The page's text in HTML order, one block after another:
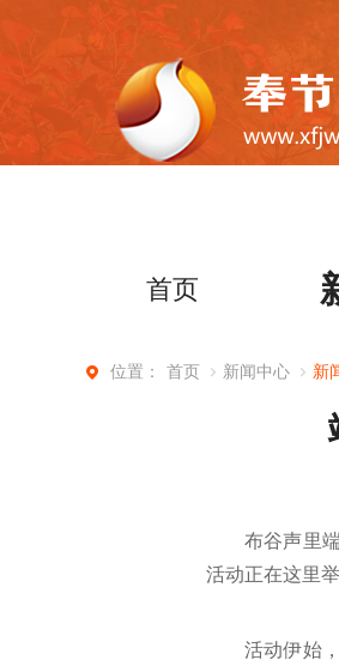
首页
位置： 首页 新闻中心 新
布谷声里
活动正在这里
活动伊始